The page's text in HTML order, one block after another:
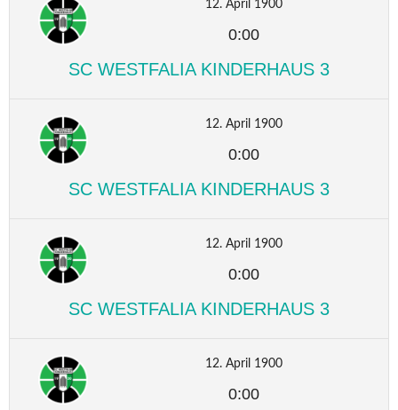
12. April 1900
0:00
SC WESTFALIA KINDERHAUS 3
12. April 1900
0:00
SC WESTFALIA KINDERHAUS 3
12. April 1900
0:00
SC WESTFALIA KINDERHAUS 3
12. April 1900
0:00